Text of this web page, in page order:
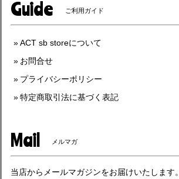
Guide ご利用ガイド
ACT sb storeについて
お問合せ
プライバシーポリシー
特定商取引法に基づく表記
Mail メルマガ
当店からメールマガジンをお届けいたします。